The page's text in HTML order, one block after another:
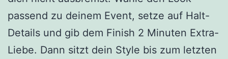
passend zu deinem Event, setze auf Halt-
Details und gib dem Finish 2 Minuten Extra-
Liebe. Dann sitzt dein Style bis zum letzten